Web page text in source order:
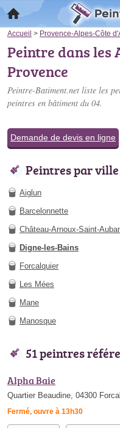
Accueil > Provence-Alpes-Côte
Peintre dans les
Provence
Peintre-Batiment.net liste les
peintres en bâtiment du 04.
Demande de devis en ligne
Peintres par ville
Aiglun
Barcelonnette
Château-Arnoux-Saint-
Digne-les-Bains
Forcalquier
Les Mées
Mane
Manosque
51 peintres
Alpha Baie
Quartier Beaudine, 04300
Fermé, ouvre à 13h30